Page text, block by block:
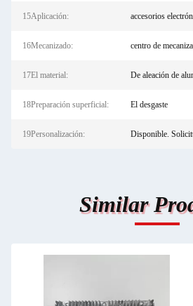
15Aplicación: accesorios
16Mecanizado: centro de
17El material: De aleación de
18Preparación superficial: El desgaste
19Personalización: Disponible.
Similar